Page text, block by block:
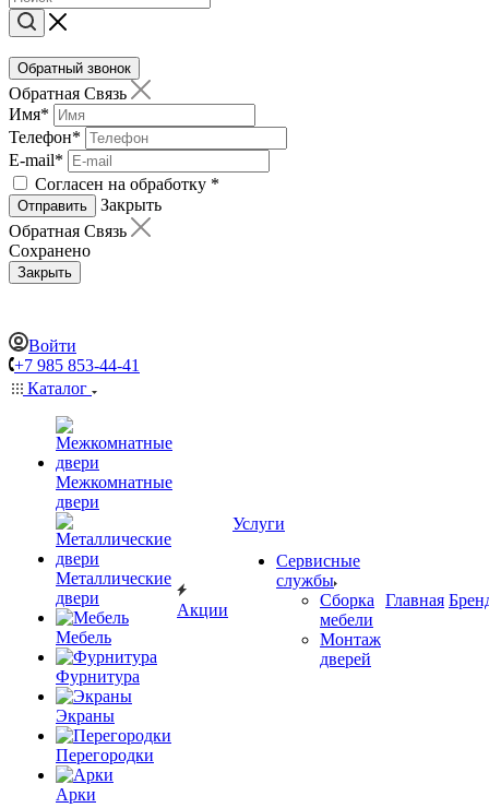
Обратный звонок
Обратная Связь
Имя*
Телефон*
E-mail*
Согласен на обработку *
Отправить
Закрыть
Обратная Связь
Сохранено
Закрыть
Войти
+7 985 853-44-41
Каталог
Межкомнатные
двери
Металлические
двери
Мебель
Фурнитура
Экраны
Перегородки
Арки
Акции
Услуги
Сервисные
службы
Сборка
мебели
Монтаж
дверей
Главная